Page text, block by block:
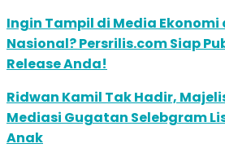
Ingin Tampil di Media Ekonomi
Nasional? Persrilis.com Siap
Release Anda!
Ridwan Kamil Tak Hadir,
Mediasi Gugatan Selebgram
Anak